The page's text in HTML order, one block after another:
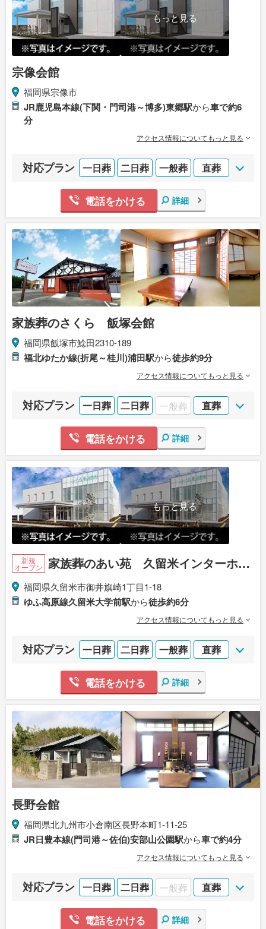
もっと見る
宗像会館
福岡県宗像市
JR鹿児島本線(下関・門司港～博多)東郷駅から車で約6
分
アクセス情報についてもっと見る
対応プラン 一日葬 二日葬 一般葬 直葬
電話をかける 詳細
家族葬のさくら 飯塚会館
福岡県飯塚市鯰田2310-189
福北ゆたか線(折尾～桂川)浦田駅から徒歩約9分
アクセス情報についてもっと見る
対応プラン 一日葬 二日葬 一般葬 直葬
電話をかける 詳細
もっと見る
新規
オープン 家族葬のあい苑 久留米インターホー
ル
福岡県久留米市御井旗崎1丁目1-18
ゆふ高原線久留米大学前駅から徒歩約6分
アクセス情報についてもっと見る
対応プラン 一日葬 二日葬 一般葬 直葬
電話をかける 詳細
長野会館
福岡県北九州市小倉南区長野本町1-11-25
JR日豊本線(門司港～佐伯)安部山公園駅から車で約4分
アクセス情報についてもっと見る
対応プラン 一日葬 二日葬 一般葬 直葬
電話をかける 詳細